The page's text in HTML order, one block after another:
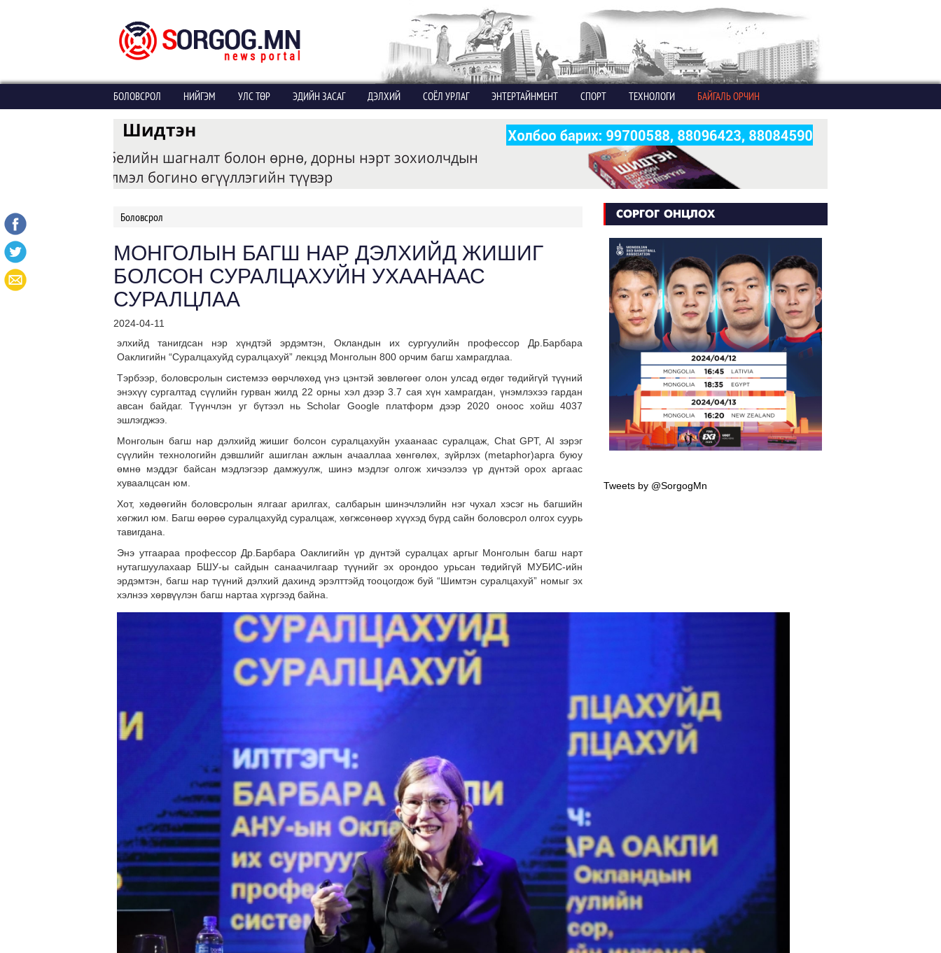
БОЛОВСРОЛ НИЙГЭМ УЛС ТӨР ЭДИЙН ЗАСАГ ДЭЛХИЙ СОЁЛ УРЛАГ ЭНТЕРТАЙНМЕНТ СПОРТ ТЕХНОЛОГИ БАЙГАЛЬ ОРЧИН
Боловсрол
МОНГОЛЫН БАГШ НАР ДЭЛХИЙД ЖИШИГ
БОЛСОН СУРАЛЦАХУЙН УХААНААС
СУРАЛЦЛАА
2024-04-11
элхийд танигдсан нэр хүндтэй эрдэмтэн, Окландын их сургуулийн профессор Др.Барбара
Оаклигийн “Суралцахуйд суралцахуй” лекцэд Монголын 800 орчим багш хамрагдлаа.
Тэрбээр, боловсролын системээ өөрчлөхөд үнэ цэнтэй зөвлөгөөг олон улсад өгдөг төдийгүй түүний
энэхүү сургалтад сүүлийн гурван жилд 22 орны хэл дээр 3.7 сая хүн хамрагдан, үнэмлэхээ гардан
авсан байдаг. Түүнчлэн уг бүтээл нь Scholar Google платформ дээр 2020 оноос хойш 4037
эшлэгджээ.
Монголын багш нар дэлхийд жишиг болсон суралцахуйн ухаанаас суралцаж, Chat GPT, AI зэрэг
сүүлийн технологийн дэвшлийг ашиглан ажлын ачааллаа хөнгөлөх, зүйрлэх (metaphor)арга буюу
өмнө мэддэг байсан мэдлэгээр дамжуулж, шинэ мэдлэг олгож хичээлээ үр дүнтэй орох аргаас
хуваалцсан юм.
Хот, хөдөөгийн боловсролын ялгааг арилгах, салбарын шинэчлэлийн нэг чухал хэсэг нь багшийн
хөгжил юм. Багш өөрөө суралцахуйд суралцаж, хөгжсөнөөр хүүхэд бүрд сайн боловсрол олгох суурь
тавигдана.
Энэ утгаараа профессор Др.Барбара Оаклигийн үр дүнтэй суралцах аргыг Монголын багш нарт
нутагшуулахаар БШУ-ы сайдын санаачилгаар түүнийг эх орондоо урьсан төдийгүй МУБИС-ийн
эрдэмтэн, багш нар түүний дэлхий дахинд эрэлттэйд тооцогдож буй “Шимтэн суралцахуй” номыг эх
хэлнээ хөрвүүлэн багш нартаа хүргээд байна.
СОРГОГ ОНЦЛОХ
нөхцөлд эрүүл, аюулгүй хөдөлмөр
МОНГОЛЫН БАГШ НАР ДЭЛХИЙД ЖИШИГ
БОЛСОН СУРАЛЦАХУЙН УХААНААС
СУРАЛЦЛАА
Tweets by @SorgogMn